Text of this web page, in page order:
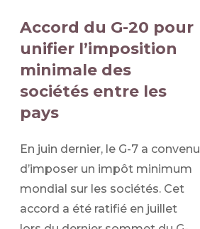
Accord du G-20 pour
unifier l’imposition
minimale des
sociétés entre les
pays
En juin dernier, le G-7 a convenu
d’imposer un impôt minimum
mondial sur les sociétés. Cet
accord a été ratifié en juillet